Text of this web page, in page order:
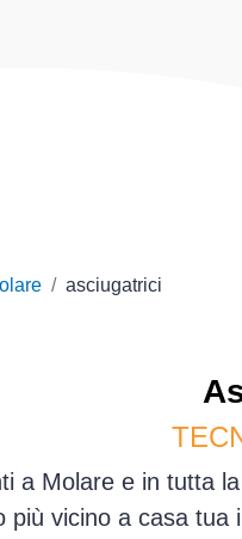
asciugatrici
a Molare e in tutta
più vicino a casa